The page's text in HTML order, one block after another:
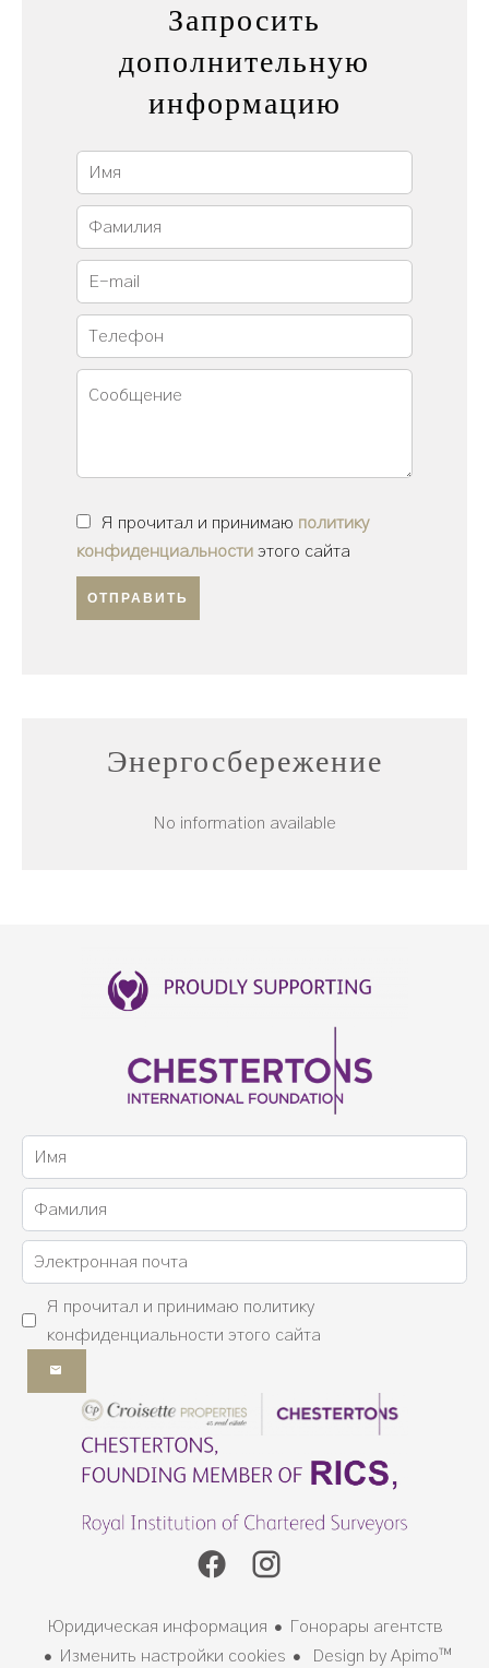
Запросить
дополнительную
информацию
Я прочитал и принимаю политику
конфиденциальности этого сайта
ОТПРАВИТЬ
Энергосбережение
No information available
Я прочитал и принимаю политику
конфиденциальности этого сайта
Юридическая информация
Гонорары агентств
Изменить настройки cookies
Design by Apimo™